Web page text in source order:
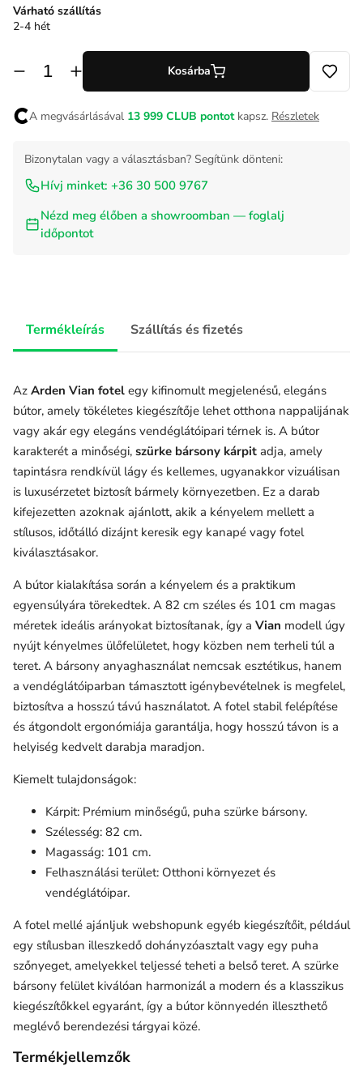
Várható szállítás
2-4 hét
Kosárba
A megvásárlásával 13 999 CLUB pontot kapsz. Részletek
Bizonytalan vagy a választásban? Segítünk dönteni:
Hívj minket: +36 30 500 9767
Nézd meg élőben a showroomban — foglalj
időpontot
Termékleírás Szállítás és fizetés
Az Arden Vian fotel egy kifinomult megjelenésű, elegáns
bútor, amely tökéletes kiegészítője lehet otthona nappalijának
vagy akár egy elegáns vendéglátóipari térnek is. A bútor
karakterét a minőségi, szürke bársony kárpit adja, amely
tapintásra rendkívül lágy és kellemes, ugyanakkor vizuálisan
is luxusérzetet biztosít bármely környezetben. Ez a darab
kifejezetten azoknak ajánlott, akik a kényelem mellett a
stílusos, időtálló dizájnt keresik egy kanapé vagy fotel
kiválasztásakor.
A bútor kialakítása során a kényelem és a praktikum
egyensúlyára törekedtek. A 82 cm széles és 101 cm magas
méretek ideális arányokat biztosítanak, így a Vian modell úgy
nyújt kényelmes ülőfelületet, hogy közben nem terheli túl a
teret. A bársony anyaghasználat nemcsak esztétikus, hanem
a vendéglátóiparban támasztott igénybevételnek is megfelel,
biztosítva a hosszú távú használatot. A fotel stabil felépítése
és átgondolt ergonómiája garantálja, hogy hosszú távon is a
helyiség kedvelt darabja maradjon.
Kiemelt tulajdonságok:
Kárpit: Prémium minőségű, puha szürke bársony.
Szélesség: 82 cm.
Magasság: 101 cm.
Felhasználási terület: Otthoni környezet és
vendéglátóipar.
A fotel mellé ajánljuk webshopunk egyéb kiegészítőit, például
egy stílusban illeszkedő dohányzóasztalt vagy egy puha
szőnyeget, amelyekkel teljessé teheti a belső teret. A szürke
bársony felület kiválóan harmonizál a modern és a klasszikus
kiegészítőkkel egyaránt, így a bútor könnyedén illeszthető
meglévő berendezési tárgyai közé.
Termékjellemzők